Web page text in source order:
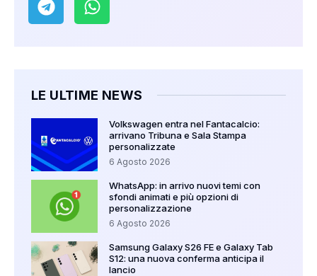
LE ULTIME NEWS
Volkswagen entra nel Fantacalcio:
arrivano Tribuna e Sala Stampa
personalizzate
6 Agosto 2026
WhatsApp: in arrivo nuovi temi con
sfondi animati e più opzioni di
personalizzazione
6 Agosto 2026
Samsung Galaxy S26 FE e Galaxy Tab
S12: una nuova conferma anticipa il
lancio